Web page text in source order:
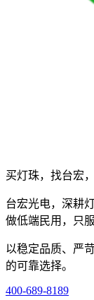
买灯珠，找台宏
台宏光电，深耕
做低端民用，只
以稳定品质、严
的可靠选择。
400-689-8189